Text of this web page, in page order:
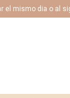
el mismo dia o al